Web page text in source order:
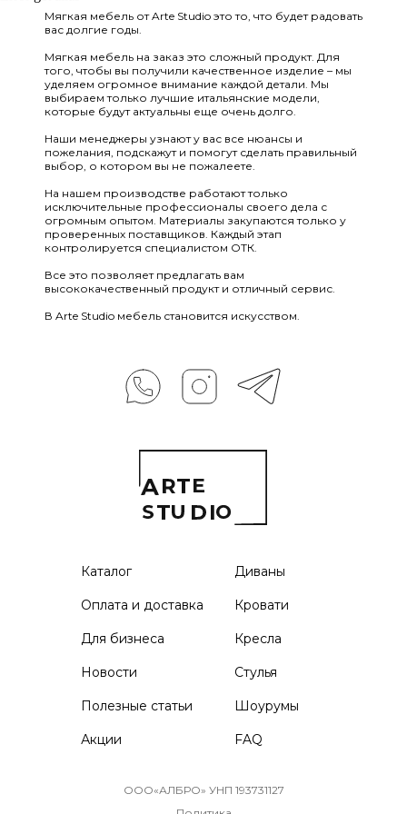
количество заказов делаем именно по дизайн-
проектам. Кроме этого вы можете
дивана например в Pinterest. Мы сможем
изготовить даже по фото!
Мягкая мебель от Arte Studio это то, что будет радовать
вас долгие годы.
Мягкая мебель на заказ это сложный продукт. Для
того, чтобы вы получили качественное изделие – мы
уделяем огромное внимание каждой детали. Мы
выбираем только лучшие итальянские модели,
которые будут актуальны еще очень долго.
Наши менеджеры узнают у вас все нюансы и
пожелания, подскажут и помогут сделать правильный
выбор, о котором вы не пожалеете.
На нашем производстве работают только
исключительные профессионалы своего дела с
огромным опытом. Материалы закупаются только у
проверенных поставщиков. Каждый этап
контролируется специалистом ОТК.
Все это позволяет предлагать вам
высококачественный продукт и отличный сервис.
В Arte Studio мебель становится искусством.
ООО«АЛБРО» УНП 193731127
Оплата и доставка
Каталог
Для бизнеса
Новости
Полезные статьи Шоурумы
Акции
Диваны
Кровати
Кресла
Стулья
FAQ